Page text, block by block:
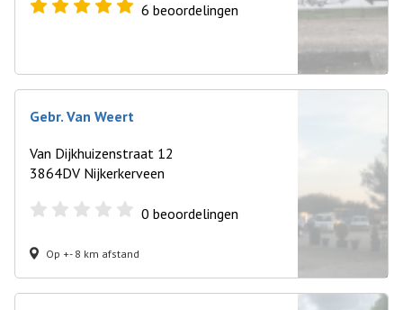
6 beoordelingen
Gebr. Van Weert
Van Dijkhuizenstraat 12
3864DV Nijkerkerveen
0 beoordelingen
Op +- 8 km afstand